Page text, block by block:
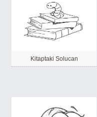
Kitaptaki Solucan